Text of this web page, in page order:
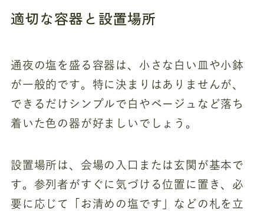
適切な容器と設置場所
通夜の塩を盛る容器は、小さな白い皿や小鉢
が一般的です。特に決まりはありませんが、
できるだけシンプルで白やベージュなど落ち
着いた色の器が好ましいでしょう。
設置場所は、会場の入口または玄関が基本で
す。参列者がすぐに気づける位置に置き、必
要に応じて「お清めの塩です」などの札を立